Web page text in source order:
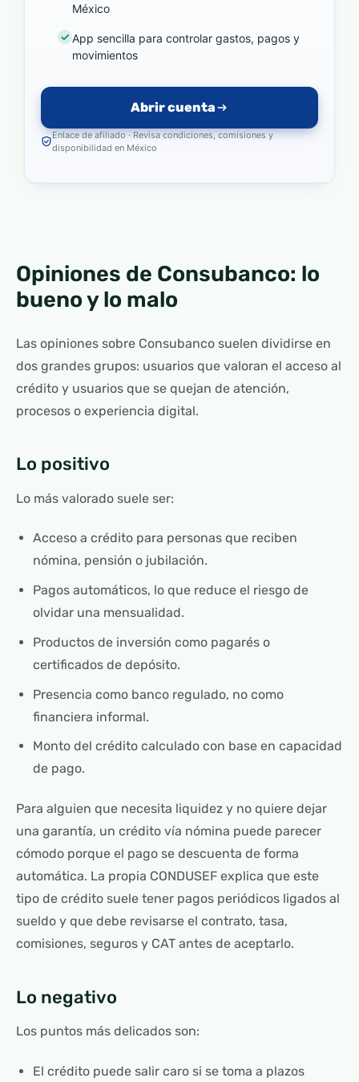
México
App sencilla para controlar gastos, pagos y
movimientos
Abrir cuenta
Enlace de afiliado · Revisa condiciones, comisiones y
disponibilidad en México
Opiniones de Consubanco: lo
bueno y lo malo
Las opiniones sobre Consubanco suelen dividirse en
dos grandes grupos: usuarios que valoran el acceso al
crédito y usuarios que se quejan de atención,
procesos o experiencia digital.
Lo positivo
Lo más valorado suele ser:
Acceso a crédito para personas que reciben
nómina, pensión o jubilación.
Pagos automáticos, lo que reduce el riesgo de
olvidar una mensualidad.
Productos de inversión como pagarés o
certificados de depósito.
Presencia como banco regulado, no como
financiera informal.
Monto del crédito calculado con base en capacidad
de pago.
Para alguien que necesita liquidez y no quiere dejar
una garantía, un crédito vía nómina puede parecer
cómodo porque el pago se descuenta de forma
automática. La propia CONDUSEF explica que este
tipo de crédito suele tener pagos periódicos ligados al
sueldo y que debe revisarse el contrato, tasa,
comisiones, seguros y CAT antes de aceptarlo.
Lo negativo
Los puntos más delicados son:
El crédito puede salir caro si se toma a plazos